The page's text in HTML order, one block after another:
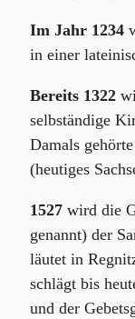
Im Jahr 1234
in einer
Bereits 1322
selbständige
Damals
(heutiges
1527 wird die
genannt) der
läutet in
schlägt bis
und der